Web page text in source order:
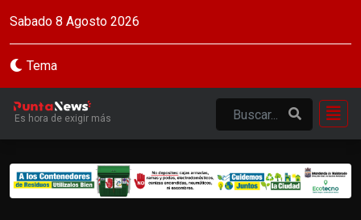
Sabado 8 Agosto 2026
Tema
Es hora de exigir más